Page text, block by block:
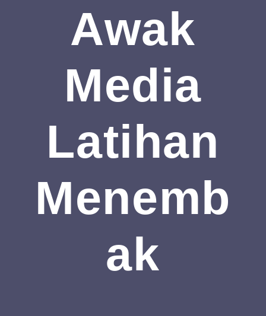
Awak
Media
Latihan
Menemb
Ak